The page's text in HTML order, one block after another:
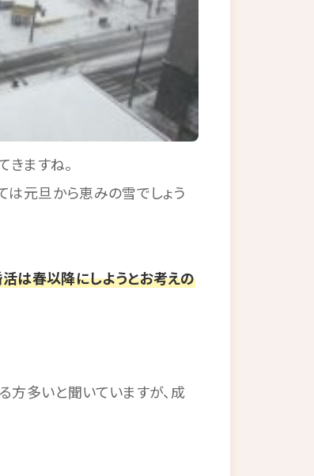
きますね。
元旦から恵みの雪でしょう
は春以降にしようとお考えの
多いと聞いていますが、成